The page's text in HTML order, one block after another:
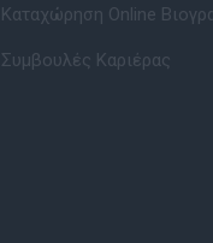
Καταχώρηση Online
Συμβουλές Καριέρας